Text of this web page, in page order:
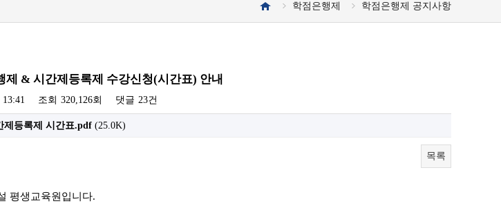
학점은행제 학점은행제 공지사항
제 & 시간제등록제 수강신청(시간표) 안내
13:41 조회 320,126회 댓글 23건
제등록제 시간표.pdf (25.0K)
목록
평생교육원입니다.